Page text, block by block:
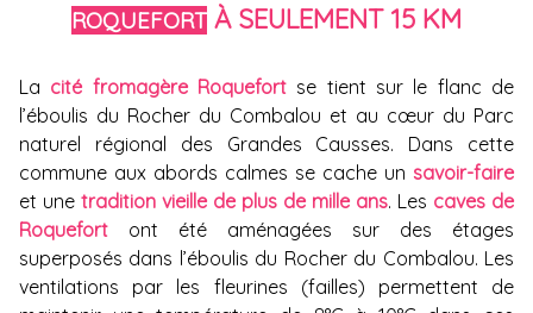
ROQUEFORT À SEULEMENT 15 KM
La cité fromagère Roquefort se tient sur le flanc de
l’éboulis du Rocher du Combalou et au cœur du Parc
naturel régional des Grandes Causses. Dans cette
commune aux abords calmes se cache un savoir-faire
et une tradition vieille de plus de mille ans. Les caves de
Roquefort ont été aménagées sur des étages
superposés dans l’éboulis du Rocher du Combalou. Les
ventilations par les fleurines (failles) permettent de